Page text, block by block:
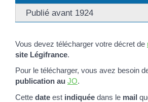
Publié avant 1924
Vous devez télécharger votre décret de
site Légifrance.
Pour le télécharger, vous avez besoin
publication au JO.
Cette date est indiquée dans le mail